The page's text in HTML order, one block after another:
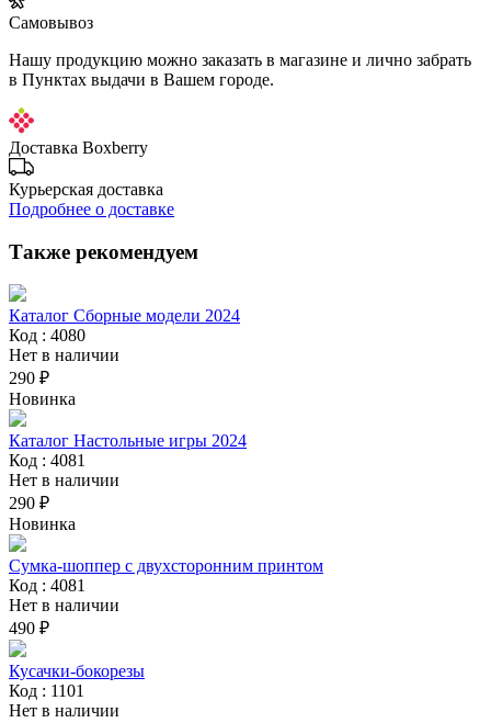
Самовывоз
Нашу продукцию можно заказать в магазине и лично забрать
в Пунктах выдачи в Вашем городе.
Доставка Boxberry
Курьерская доставка
Подробнее о доставке
Также рекомендуем
Каталог Сборные модели 2024
Код : 4080
Нет в наличии
290 ₽
Новинка
Каталог Настольные игры 2024
Код : 4081
Нет в наличии
290 ₽
Новинка
Сумка-шоппер с двухсторонним принтом
Код : 4081
Нет в наличии
490 ₽
Кусачки-бокорезы
Код : 1101
Нет в наличии